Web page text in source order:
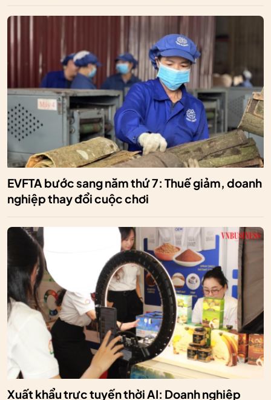
EVFTA bước sang năm thứ 7: Thuế giảm, doanh
nghiệp thay đổi cuộc chơi
Xuất khẩu trực tuyến thời AI: Doanh nghiệp